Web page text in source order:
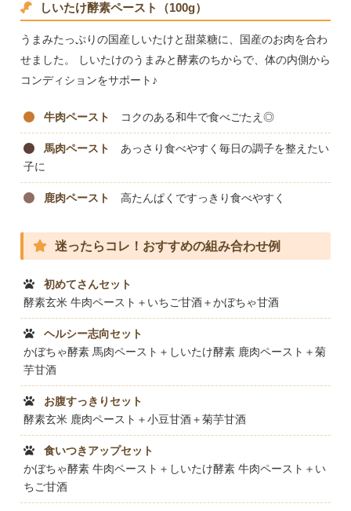
しいたけ酵素ペースト（100g）
うまみたっぷりの国産しいたけと甜菜糖に、国産のお肉を合わ
せました。 しいたけのうまみと酵素のちからで、体の内側から
コンディションをサポート♪
牛肉ペースト コクのある和牛で食べごたえ◎
馬肉ペースト
あっさり食べやすく毎日の調子を整えたい
子に
鹿肉ペースト 高たんぱくですっきり食べやすく
迷ったらコレ！おすすめの組み合わせ例
初めてさんセット
酵素玄米 牛肉ペースト＋いちご甘酒＋かぼちゃ甘酒
ヘルシー志向セット
かぼちゃ酵素 馬肉ペースト＋しいたけ酵素 鹿肉ペースト＋菊
芋甘酒
お腹すっきりセット
酵素玄米 鹿肉ペースト＋小豆甘酒＋菊芋甘酒
食いつきアップセット
かぼちゃ酵素 牛肉ペースト＋しいたけ酵素 牛肉ペースト＋い
ちご甘酒